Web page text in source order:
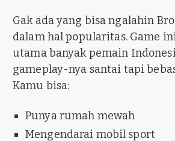
Gak ada yang bisa ngalahin
dalam hal popularitas. Game
utama banyak pemain
gameplay-nya santai tapi
Kamu bisa:
Punya rumah mewah
Mengendarai mobil sport